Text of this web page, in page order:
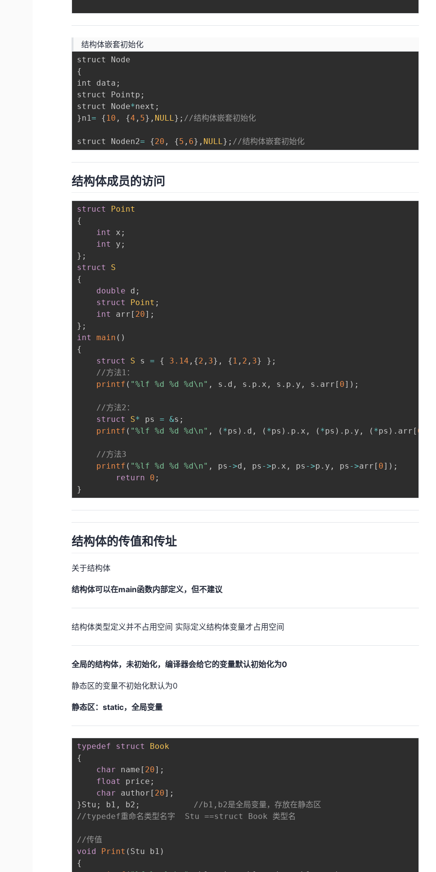
结构体嵌套初始化
{
int data ;
struct Pointp ;
struct Node*next ;
}n1= { 10 , {4 , 5} , NULL} ; //结构体嵌套初始化
struct Noden2= {20 , {5 , 6} , NULL} ; //结构体嵌套初始化
结构体成员的访问
struct
Point
{
int
x ;
int
y ;
} ;
struct
S
{
double d ;
struct
Point ;
int
arr [ 20] ;
} ;
int
main ( )
{
struct
S s = { 3.14 , {2 , 3} , { 1 , 2 , 3} } ;
//方法1：
printf ( "%lf %d %d %d\n" , s . d , s . p . x , s . p . y , s . arr [ 0] ) ;
//方法2：
struct
S* ps = &s ;
printf ( "%lf %d %d %d\n" , ( *ps ) . d , ( *ps ) . p . x , ( *ps ) . p . y , ( *ps ) . arr [ 0
//方法3
printf ( "%lf %d %d %d\n" , ps ->d , ps ->p . x , ps ->p . y , ps ->arr [ 0] ) ;
return
0 ;
}
结构体的传值和传址
关于结构体
结构体可以在main函数内部定义，但不建议
结构体类型定义并不占用空间 实际定义结构体变量才占用空间
全局的结构体，未初始化，编译器会给它的变量默认初始化为0
静态区的变量不初始化默认为0
静态区：static，全局变量
typedef struct
Book
{
char name [ 20] ;
float
price ;
char author [ 20] ;
}Stu ; b1 , b2 ;
//b1,b2是全局变量，存放在静态区
//typedef重命名类型名字  Stu ==struct Book 类型名
//传值
void
Print ( Stu b1 )
{